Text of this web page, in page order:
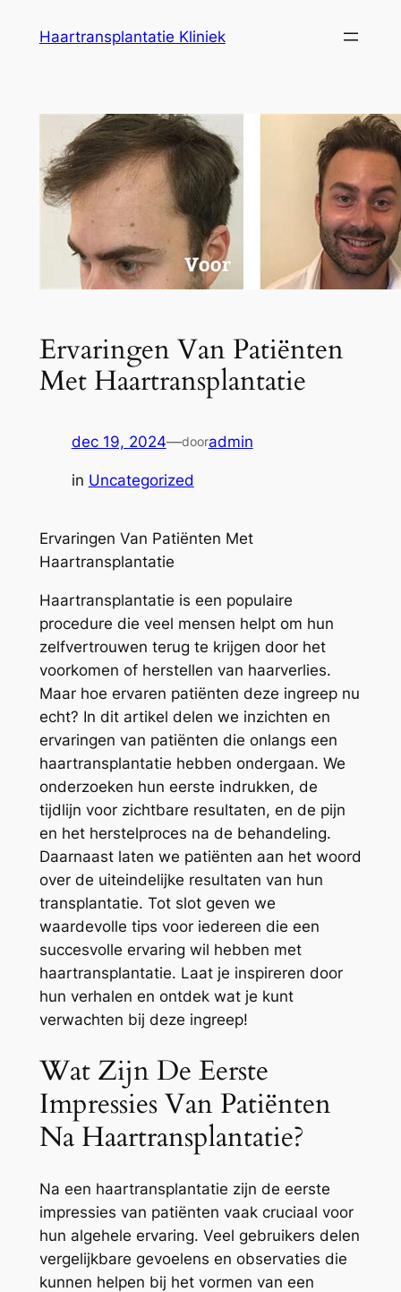
Haartransplantatie Kliniek
Ervaringen Van Patiënten
Met Haartransplantatie
dec 19, 2024—dooradmin
in Uncategorized
Ervaringen Van Patiënten Met
Haartransplantatie
Haartransplantatie is een populaire
procedure die veel mensen helpt om hun
zelfvertrouwen terug te krijgen door het
voorkomen of herstellen van haarverlies.
Maar hoe ervaren patiënten deze ingreep nu
echt? In dit artikel delen we inzichten en
ervaringen van patiënten die onlangs een
haartransplantatie hebben ondergaan. We
onderzoeken hun eerste indrukken, de
tijdlijn voor zichtbare resultaten, en de pijn
en het herstelproces na de behandeling.
Daarnaast laten we patiënten aan het woord
over de uiteindelijke resultaten van hun
transplantatie. Tot slot geven we
waardevolle tips voor iedereen die een
succesvolle ervaring wil hebben met
haartransplantatie. Laat je inspireren door
hun verhalen en ontdek wat je kunt
verwachten bij deze ingreep!
Wat Zijn De Eerste
Impressies Van Patiënten
Na Haartransplantatie?
Na een haartransplantatie zijn de eerste
impressies van patiënten vaak cruciaal voor
hun algehele ervaring. Veel gebruikers delen
vergelijkbare gevoelens en observaties die
kunnen helpen bij het vormen van een